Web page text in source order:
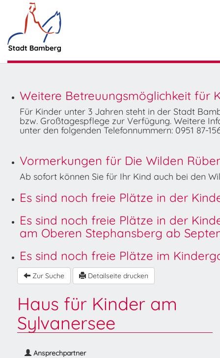
Weitere Betreuungsmöglichkeit für
Für Kinder unter 3 Jahren steht in der Stadt
bzw. Großtagespflege zur Verfügung. Weitere
unter den folgenden Telefonnummern: 0951 87-
Vormerkungen für Die Wilden
Ab sofort können Sie für Ihr Kind auch bei den
Es sind noch freie Plätze in der
Es sind noch freie Plätze in der
am Oberen Stephansberg ab
Es sind noch freie Plätze im
Zur Suche Detailseite drucken
Haus für Kinder am
Sylvanersee
Ansprechpartner